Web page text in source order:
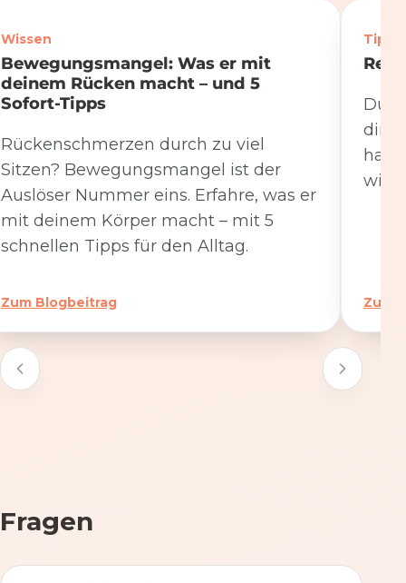
Wissen
Bewegungsmangel: Was er mit
deinem Rücken macht – und 5
Sofort-Tipps
Rückenschmerzen durch zu viel
Sitzen? Bewegungsmangel ist der
Auslöser Nummer eins. Erfahre, was er
mit deinem Körper macht – mit 5
schnellen Tipps für den Alltag.
Zum Blogbeitrag
Tipps
Du
hat.
Zum
Fragen